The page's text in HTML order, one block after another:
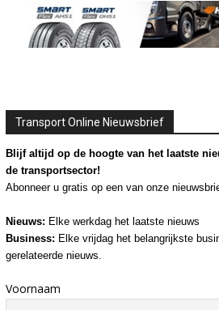
Transport Online Nieuwsbrief
Blijf altijd op de hoogte van het laatste
de transportsector!
Abonneer u gratis op een van onze
Nieuws: Elke werkdag het laatste nieuws
Business: Elke vrijdag het belangrijkste
gerelateerde nieuws.
Voornaam